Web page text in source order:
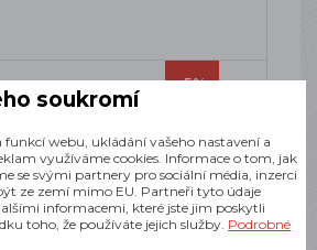
-5%
soukromí
funkcí webu, ukládání vašeho nastavení a
využíváme cookies. Informace o tom, jak
se svými partnery pro sociální média, inzerci
ze zemí mimo EU. Partneři tyto údaje
informacemi, které jste jim poskytli
toho, že používáte jejich služby. Podrobné